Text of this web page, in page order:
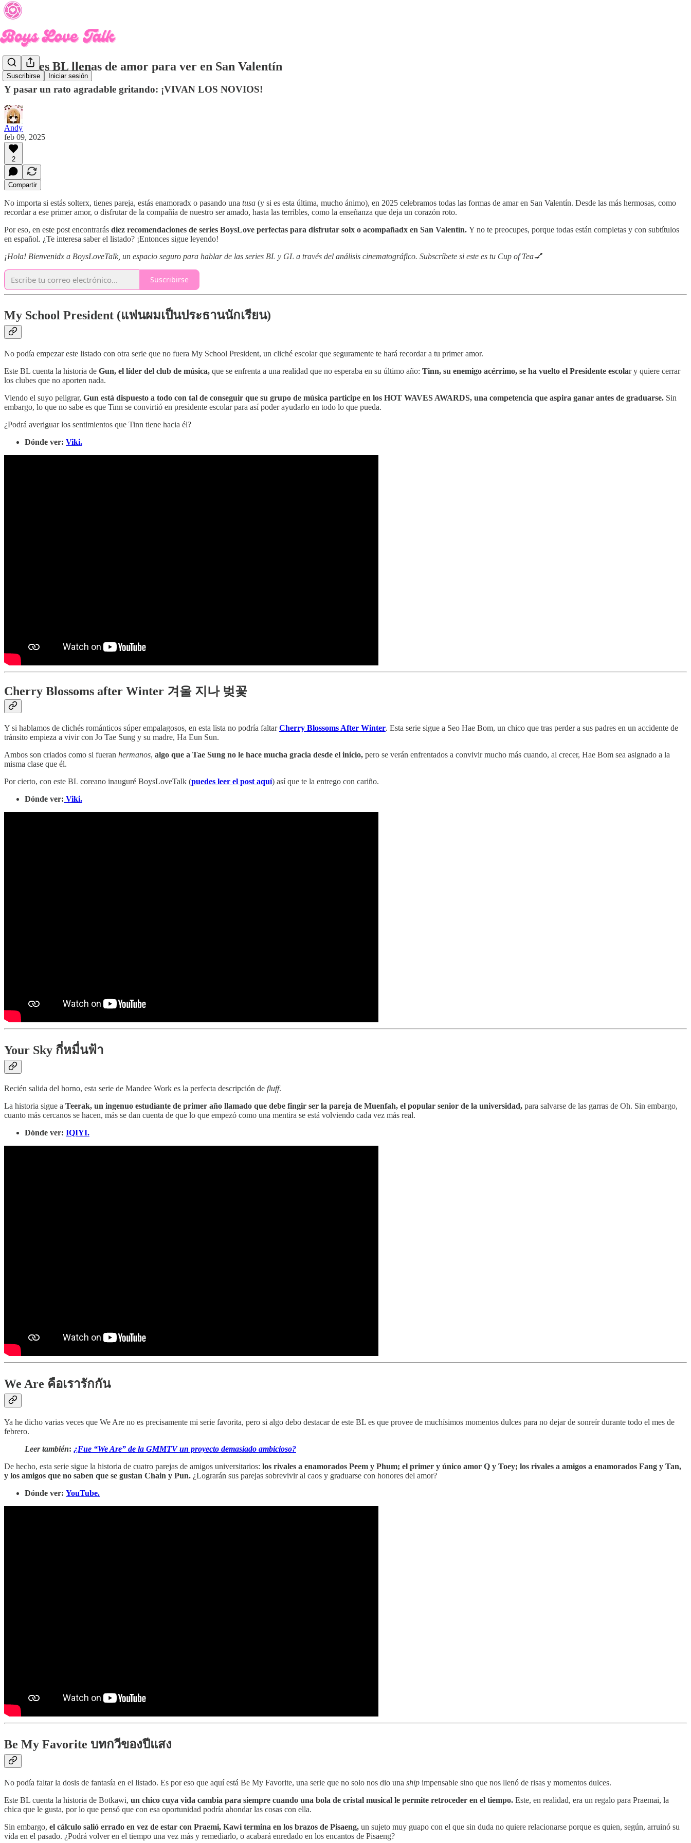
Suscribirse Iniciar sesión
10 series BL llenas de amor para ver en San Valentín
Y pasar un rato agradable gritando: ¡VIVAN LOS NOVIOS!
Andy
feb 09, 2025
2
Compartir
No importa si estás solterx, tienes pareja, estás enamoradx o pasando una tusa (y si es esta última, mucho ánimo), en 2025 celebramos todas las formas de amar en San Valentín. Desde las más hermosas, como
recordar a ese primer amor, o disfrutar de la compañía de nuestro ser amado, hasta las terribles, como la enseñanza que deja un corazón roto.
Por eso, en este post encontrarás diez recomendaciones de series BoysLove perfectas para disfrutar solx o acompañadx en San Valentín. Y no te preocupes, porque todas están completas y con subtítulos
en español. ¿Te interesa saber el listado? ¡Entonces sigue leyendo!
¡Hola! Bienvenidx a BoysLoveTalk, un espacio seguro para hablar de las series BL y GL a través del análisis cinematográfico. Subscríbete si este es tu Cup of Tea💅
Suscribirse
My School President (แฟนผมเป็นประธานนักเรียน)
No podía empezar este listado con otra serie que no fuera My School President, un cliché escolar que seguramente te hará recordar a tu primer amor.
Este BL cuenta la historia de Gun, el líder del club de música, que se enfrenta a una realidad que no esperaba en su último año: Tinn, su enemigo acérrimo, se ha vuelto el Presidente escolar y quiere cerrar
los clubes que no aporten nada.
Viendo el suyo peligrar, Gun está dispuesto a todo con tal de conseguir que su grupo de música participe en los HOT WAVES AWARDS, una competencia que aspira ganar antes de graduarse. Sin
embargo, lo que no sabe es que Tinn se convirtió en presidente escolar para así poder ayudarlo en todo lo que pueda.
¿Podrá averiguar los sentimientos que Tinn tiene hacia él?
Dónde ver: Viki.
Cherry Blossoms after Winter 겨울 지나 벚꽃
Y si hablamos de clichés románticos súper empalagosos, en esta lista no podría faltarCherry Blossoms After Winter. Esta serie sigue a Seo Hae Bom, un chico que tras perder a sus padres en un accidente de
tránsito empieza a vivir con Jo Tae Sung y su madre, Ha Eun Sun.
Ambos son criados como si fueran hermanos, algo que a Tae Sung no le hace mucha gracia desde el inicio, pero se verán enfrentados a convivir mucho más cuando, al crecer, Hae Bom sea asignado a la
misma clase que él.
Por cierto, con este BL coreano inauguré BoysLoveTalk (puedes leer el post aquí) así que te la entrego con cariño.
Dónde ver: Viki.
Your Sky กี่หมื่นฟ้า
Recién salida del horno, esta serie de Mandee Work es la perfecta descripción de fluff.
La historia sigue a Teerak, un ingenuo estudiante de primer año llamado que debe fingir ser la pareja de Muenfah, el popular senior de la universidad, para salvarse de las garras de Oh. Sin embargo,
cuanto más cercanos se hacen, más se dan cuenta de que lo que empezó como una mentira se está volviendo cada vez más real.
Dónde ver: IQIYI.
We Are คือเรารักกัน
Ya he dicho varias veces que We Are no es precisamente mi serie favorita, pero si algo debo destacar de este BL es que provee de muchísimos momentos dulces para no dejar de sonreír durante todo el mes de
febrero.
Leer también: ¿Fue “We Are” de la GMMTV un proyecto demasiado ambicioso?
De hecho, esta serie sigue la historia de cuatro parejas de amigos universitarios: los rivales a enamorados Peem y Phum; el primer y único amor Q y Toey; los rivales a amigos a enamorados Fang y Tan,
y los amigos que no saben que se gustan Chain y Pun. ¿Lograrán sus parejas sobrevivir al caos y graduarse con honores del amor?
Dónde ver: YouTube.
Be My Favorite บทกวีของปีแสง
No podía faltar la dosis de fantasía en el listado. Es por eso que aquí está Be My Favorite, una serie que no solo nos dio una ship impensable sino que nos llenó de risas y momentos dulces.
Este BL cuenta la historia de Botkawi, un chico cuya vida cambia para siempre cuando una bola de cristal musical le permite retroceder en el tiempo. Este, en realidad, era un regalo para Praemai, la
chica que le gusta, por lo que pensó que con esa oportunidad podría ahondar las cosas con ella.
Sin embargo, el cálculo salió errado en vez de estar con Praemi, Kawi termina en los brazos de Pisaeng, un sujeto muy guapo con el que sin duda no quiere relacionarse porque es quien, según, arruinó su
vida en el pasado. ¿Podrá volver en el tiempo una vez más y remediarlo, o acabará enredado en los encantos de Pisaeng?